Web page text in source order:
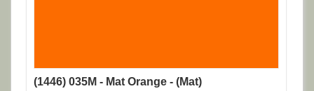
(1446) 035M - Mat Orange - (Mat)